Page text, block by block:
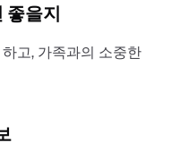
좋을지
고, 가족과의 소중한